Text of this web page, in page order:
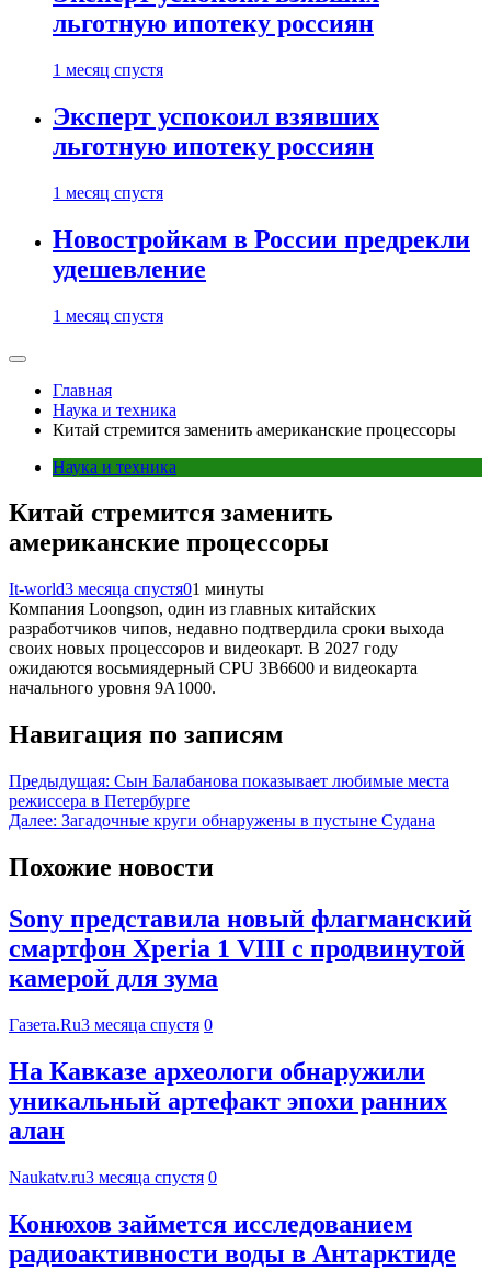
льготную ипотеку россиян
1 месяц спустя
Эксперт успокоил взявших
льготную ипотеку россиян
1 месяц спустя
Новостройкам в России предрекли
удешевление
1 месяц спустя
Главная
Наука и техника
Китай стремится заменить американские процессоры
Наука и техника
Китай стремится заменить
американские процессоры
It-world3 месяца спустя01 минуты
Компания Loongson, один из главных китайских
разработчиков чипов, недавно подтвердила сроки выхода
своих новых процессоров и видеокарт. В 2027 году
ожидаются восьмиядерный CPU 3B6600 и видеокарта
начального уровня 9A1000.
Навигация по записям
Предыдущая: Сын Балабанова показывает любимые места
режиссера в Петербурге
Далее: Загадочные круги обнаружены в пустыне Судана
Похожие новости
Sony представила новый флагманский
смартфон Xperia 1 VIII с продвинутой
камерой для зума
Газета.Ru3 месяца спустя 0
На Кавказе археологи обнаружили
уникальный артефакт эпохи ранних
алан
Naukatv.ru3 месяца спустя 0
Конюхов займется исследованием
радиоактивности воды в Антарктиде